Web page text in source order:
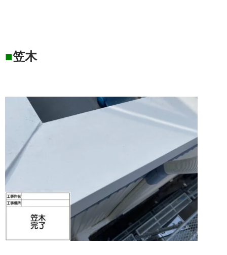
■笠木